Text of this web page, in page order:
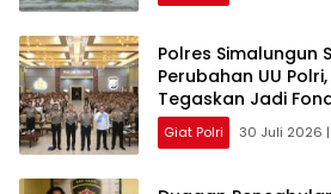
Polres Simalungun
Perubahan UU
Tegaskan Jadi
Profesionalisme
Personel
Giat Polri 30 Juli 2026 |